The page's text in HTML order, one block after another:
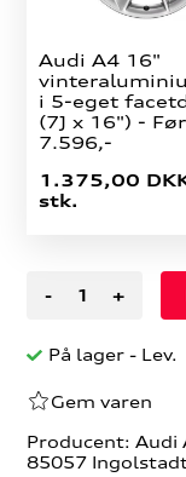
Audi A4 16"
i 5-eget
(7J x 16") -
7.596,-
1.375,00
stk.
- +
På lager-
Gem varen
Producent: Audi
85057